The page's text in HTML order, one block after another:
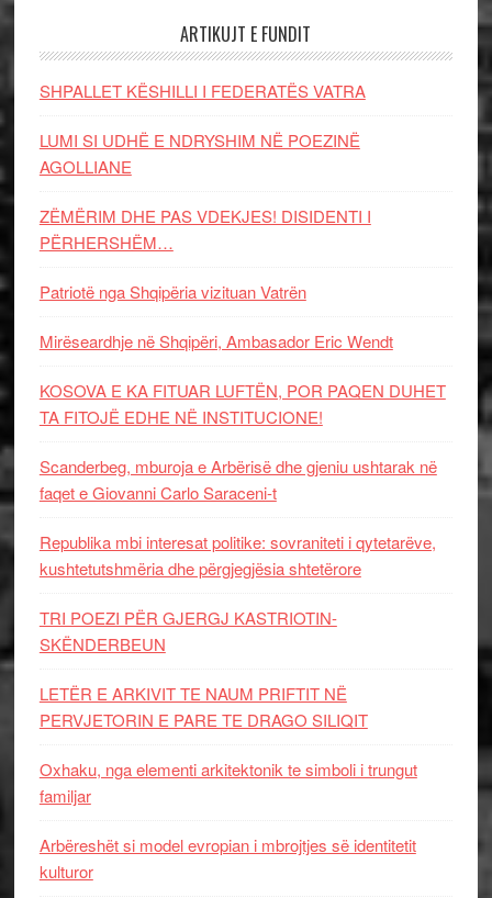
ARTIKUJT E FUNDIT
SHPALLET KËSHILLI I FEDERATËS VATRA
LUMI SI UDHË E NDRYSHIM NË POEZINË
AGOLLIANE
ZËMËRIM DHE PAS VDEKJES! DISIDENTI I
PËRHERSHËM…
Patriotë nga Shqipëria vizituan Vatrën
Mirëseardhje në Shqipëri, Ambasador Eric Wendt
KOSOVA E KA FITUAR LUFTËN, POR PAQEN DUHET
TA FITOJË EDHE NË INSTITUCIONE!
Scanderbeg, mburoja e Arbërisë dhe gjeniu ushtarak në
faqet e Giovanni Carlo Saraceni-t
Republika mbi interesat politike: sovraniteti i qytetarëve,
kushtetutshmëria dhe përgjegjësia shtetërore
TRI POEZI PËR GJERGJ KASTRIOTIN-
SKËNDERBEUN
LETËR E ARKIVIT TE NAUM PRIFTIT NË
PERVJETORIN E PARE TE DRAGO SILIQIT
Oxhaku, nga elementi arkitektonik te simboli i trungut
familjar
Arbëreshët si model evropian i mbrojtjes së identitetit
kulturor